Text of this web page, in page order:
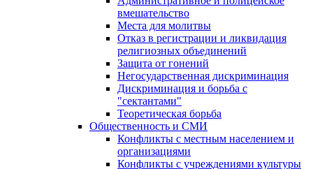
вмешательство
Места для молитвы
Отказ в регистрации и ликвидация
религиозных объединений
Защита от гонений
Негосударственная дискриминация
Дискриминация и борьба с
"сектантами"
Теоретическая борьба
Общественность и СМИ
Конфликты с местным населением и
организациями
Конфликты с учреждениями культуры